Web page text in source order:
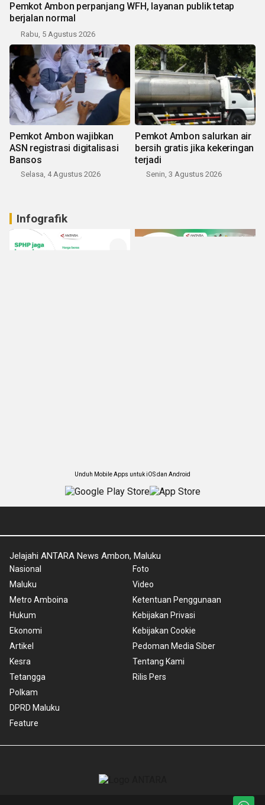
Pemkot Ambon perpanjang WFH, layanan publik tetap
berjalan normal
Rabu, 5 Agustus 2026
Pemkot Ambon wajibkan
ASN registrasi digitalisasi
Bansos
Selasa, 4 Agustus 2026
Pemkot Ambon salurkan air
bersih gratis jika kekeringan
terjadi
Senin, 3 Agustus 2026
Infografik
Unduh Mobile Apps untuk iOS dan Android
Jelajahi ANTARA News Ambon, Maluku
Nasional
Maluku
Metro Amboina
Hukum
Ekonomi
Artikel
Kesra
Tetangga
Polkam
DPRD Maluku
Feature
Foto
Video
Ketentuan Penggunaan
Kebijakan Privasi
Kebijakan Cookie
Pedoman Media Siber
Tentang Kami
Rilis Pers